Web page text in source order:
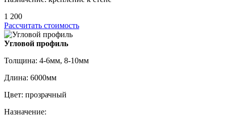
1 200
Рассчитать стоимость
Угловой профиль
Толщина: 4-6мм, 8-10мм
Длина: 6000мм
Цвет: прозрачный
Назначение: